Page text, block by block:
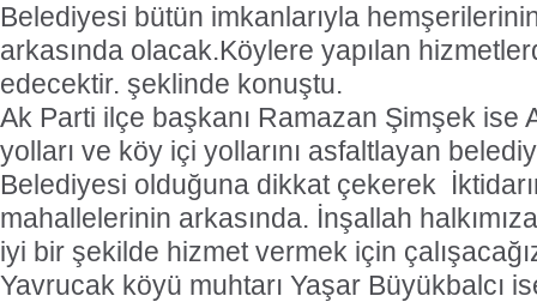
Belediyesi bütün imkanlarıyla
arkasında olacak.Köylere yapılan
edecektir. şeklinde konuştu.
Ak Parti ilçe başkanı Ramazan Şimşek ise
yolları ve köy içi yollarını asfaltlayan
Belediyesi olduğuna dikkat çekerek 
mahallelerinin arkasında. İnşallah
iyi bir şekilde hizmet vermek için
Yavrucak köyü muhtarı Yaşar Büyükbalcı